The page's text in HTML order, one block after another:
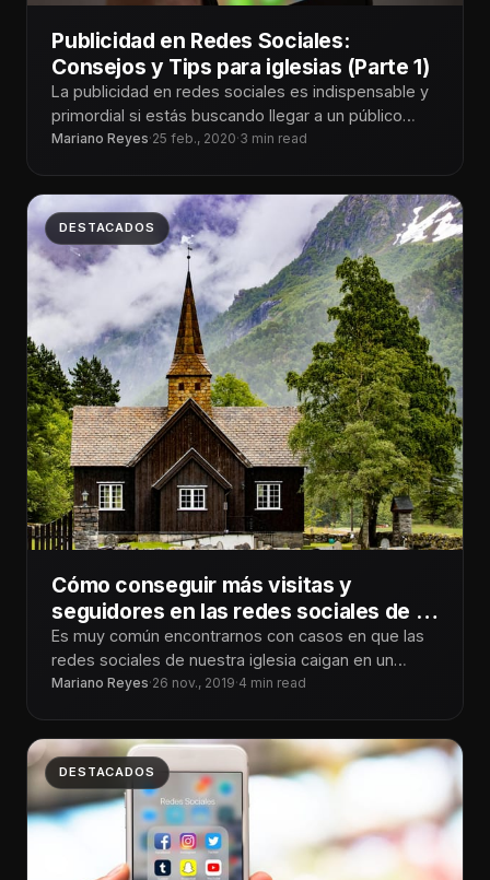
Publicidad en Redes Sociales:
Consejos y Tips para iglesias (Parte 1)
La publicidad en redes sociales es indispensable y
primordial si estás buscando llegar a un público
nuevo y específico de
Mariano Reyes·25 feb., 2020·3 min read
DESTACADOS
Cómo conseguir más visitas y
seguidores en las redes sociales de tu
iglesia.
Es muy común encontrarnos con casos en que las
redes sociales de nuestra iglesia caigan en un
estancamiento, es decir,
Mariano Reyes·26 nov., 2019·4 min read
DESTACADOS